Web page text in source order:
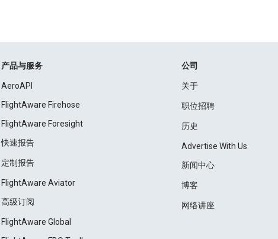
产品与服务
AeroAPI
FlightAware Firehose
FlightAware Foresight
快速报告
定制报告
FlightAware Aviator
高级订阅
FlightAware Global
公司
关于
职位招聘
历史
Advertise With Us
新闻中心
博客
网络讲座